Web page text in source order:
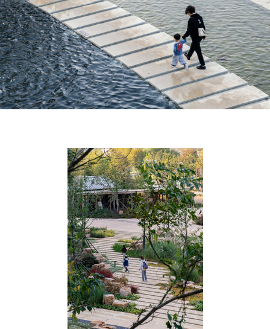
生态水系统：生态湖泊与水景促进生物多样性，并
模拟自然排水模式。
气候适应性设计：选用乡土植物，构建低维护、低
灌溉需求的韧性景观。